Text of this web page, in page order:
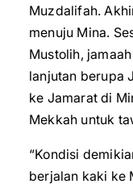
Muzdalifah.
menuju Mina.
Mustolih,
lanjutan berupa
ke Jamarat di
Mekkah untuk
“Kondisi
berjalan kaki ke